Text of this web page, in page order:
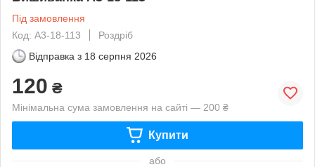
Під замовлення
Код: А3-18-113
Роздріб
Відправка з 18 серпня 2026
120 ₴
Мінімальна сума замовлення на сайті — 200 ₴
Купити
або